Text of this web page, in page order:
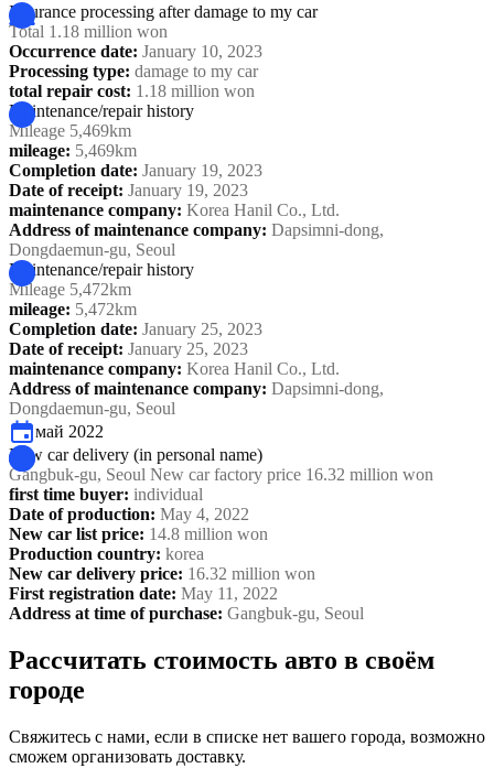
Insurance processing after damage to my car
Total 1.18 million won
Occurrence date: January 10, 2023
Processing type: damage to my car
total repair cost: 1.18 million won
Maintenance/repair history
Mileage 5,469km
mileage: 5,469km
Completion date: January 19, 2023
Date of receipt: January 19, 2023
maintenance company: Korea Hanil Co., Ltd.
Address of maintenance company: Dapsimni-dong,
Dongdaemun-gu, Seoul
Maintenance/repair history
Mileage 5,472km
mileage: 5,472km
Completion date: January 25, 2023
Date of receipt: January 25, 2023
maintenance company: Korea Hanil Co., Ltd.
Address of maintenance company: Dapsimni-dong,
Dongdaemun-gu, Seoul
май 2022
New car delivery (in personal name)
Gangbuk-gu, Seoul New car factory price 16.32 million won
first time buyer: individual
Date of production: May 4, 2022
New car list price: 14.8 million won
Production country: korea
New car delivery price: 16.32 million won
First registration date: May 11, 2022
Address at time of purchase: Gangbuk-gu, Seoul
Рассчитать стоимость авто в своём
городе
Свяжитесь с нами, если в списке нет вашего города, возможно
сможем организовать доставку.